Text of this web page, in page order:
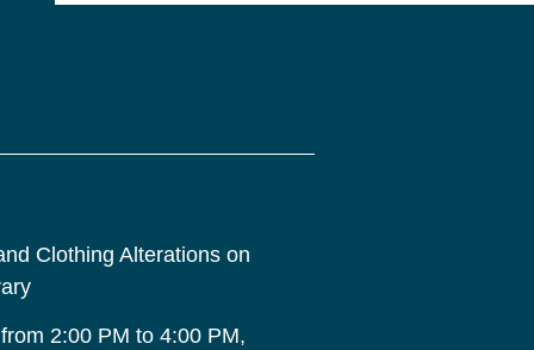
Clothing Alterations on
2:00 PM to 4:00 PM,